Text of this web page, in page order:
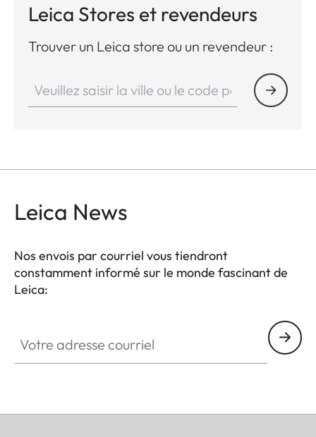
Leica Stores et revendeurs
Trouver un Leica store ou un revendeur :
Leica News
Nos envois par courriel vous tiendront
constamment informé sur le monde fascinant de
Leica: